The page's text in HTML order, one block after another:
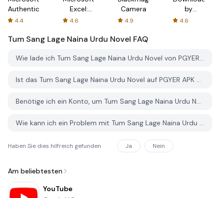
Authenticator
4.4
Excel:
Spreadsheets
4.6
Camera
4.9
by
AFTVnews
4.6
Tum Sang Lage Naina Urdu Novel FAQ
Wie lade ich Tum Sang Lage Naina Urdu Novel von PGYER APK HUB herunter?
Ist das Tum Sang Lage Naina Urdu Novel auf PGYER APK HUB kostenlos zum Download?
Benötige ich ein Konto, um Tum Sang Lage Naina Urdu Novel von PGYER APK HUB herunterzuladen?
Wie kann ich ein Problem mit Tum Sang Lage Naina Urdu Novel auf PGYER APK HUB melden?
Haben Sie dies hilfreich gefunden Ja Nein
Am beliebtesten
YouTube